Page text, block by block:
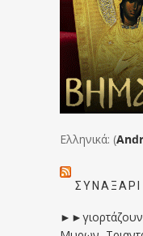
Ελληνικά: (
ΣΥΝΑΞΆΡΙ